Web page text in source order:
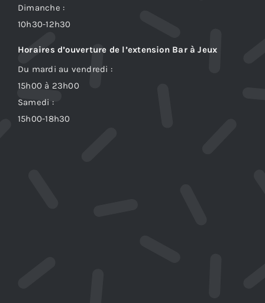
Dimanche :
10h30-12h30
Horaires d’ouverture de l’extension Bar à Jeux
Du mardi au vendredi :
15h00 à 23h00
Samedi :
15h00-18h30